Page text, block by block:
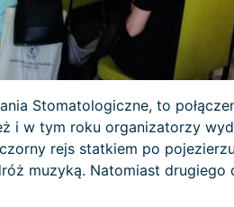
Stomatologiczne, to
i w tym roku organizatorzy
rejs statkiem po
muzyką. Natomiast